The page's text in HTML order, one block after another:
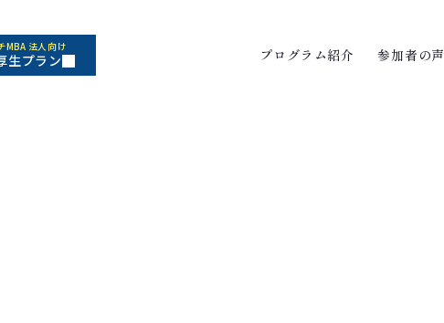
MBA 法人向け
生プラン プログラム紹介 参加者の声